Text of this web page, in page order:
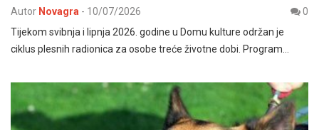
Autor Novagra - 10/07/2026
0
Tijekom svibnja i lipnja 2026. godine u Domu kulture održan je
ciklus plesnih radionica za osobe treće životne dobi. Program…